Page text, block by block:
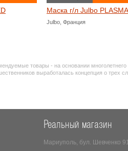
Маска г/л Julbo PLASMA
Julbo, Франция
товары - на основании многолетнего
выработалась концепция о трех
Реальный магазин
Мариуполь, бул. Шевченко